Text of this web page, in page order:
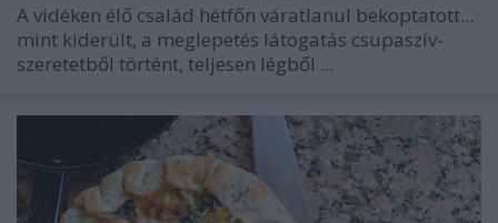
A vidéken élő család hétfőn váratlanul bekoptatott...
mint kiderült, a meglepetés látogatás csupaszív-
szeretetből történt, teljesen légből ...